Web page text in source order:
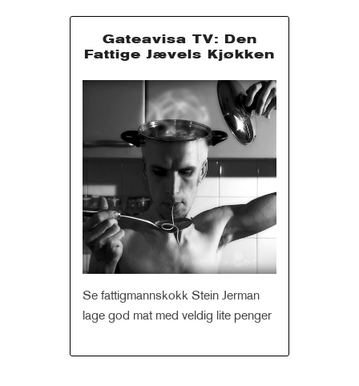
Gateavisa TV: Den
Fattige Jævels Kjøkken
Se fattigmannskokk Stein Jerman
lage god mat med veldig lite penger